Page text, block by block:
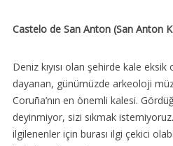
Castelo de San Anton (San Anton
Deniz kıyısı olan şehirde kale eksik
dayanan, günümüzde arkeoloji
Coruña’nın en önemli kalesi.
deyinmiyor, sizi sıkmak
ilgilenenler için burası ilgi çekici